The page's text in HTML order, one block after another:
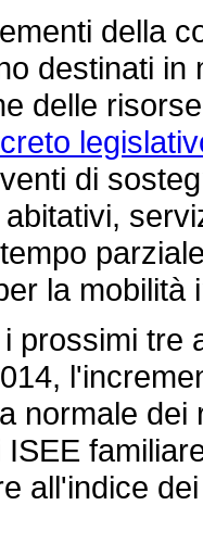
della
destinati
delle
di
la
tre
normale
all'indice